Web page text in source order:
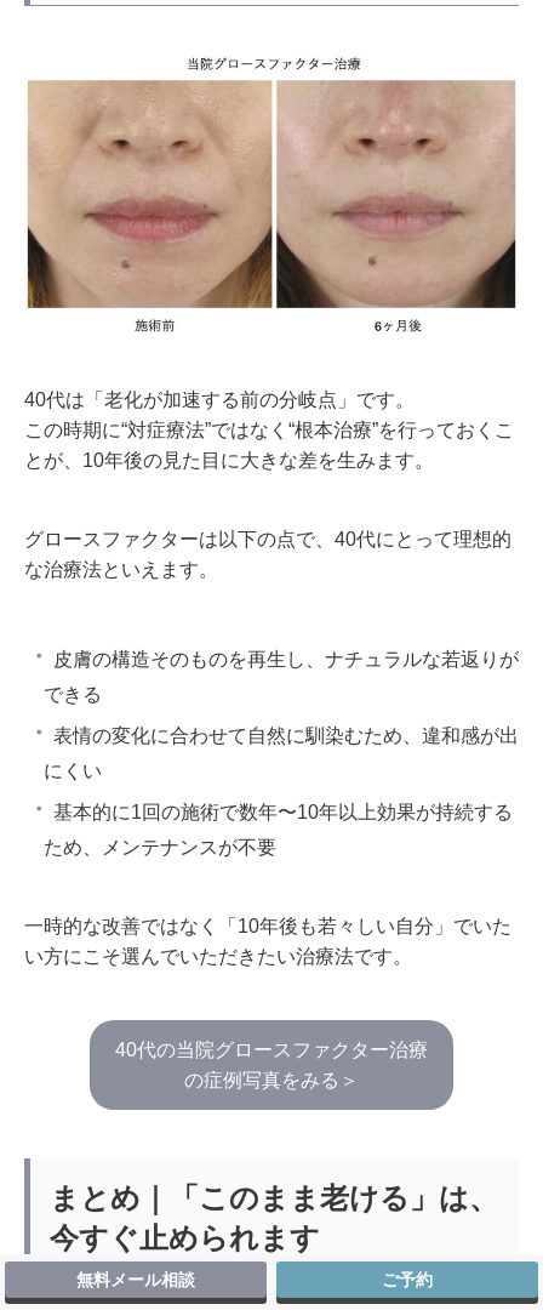
40代は「老化が加速する前の分岐点」です。
この時期に“対症療法”ではなく“根本治療”を行っておくこ
とが、10年後の見た目に大きな差を生みます。
グロースファクターは以下の点で、40代にとって理想的
な治療法といえます。
皮膚の構造そのものを再生し、ナチュラルな若返りが
できる
表情の変化に合わせて自然に馴染むため、違和感が出
にくい
基本的に1回の施術で数年〜10年以上効果が持続する
ため、メンテナンスが不要
一時的な改善ではなく「10年後も若々しい自分」でいた
い方にこそ選んでいただきたい治療法です。
40代の当院グロースファクター治療
の症例写真をみる＞
まとめ｜「このまま老ける」は、
今すぐ止められます
無料メール相談 ご予約